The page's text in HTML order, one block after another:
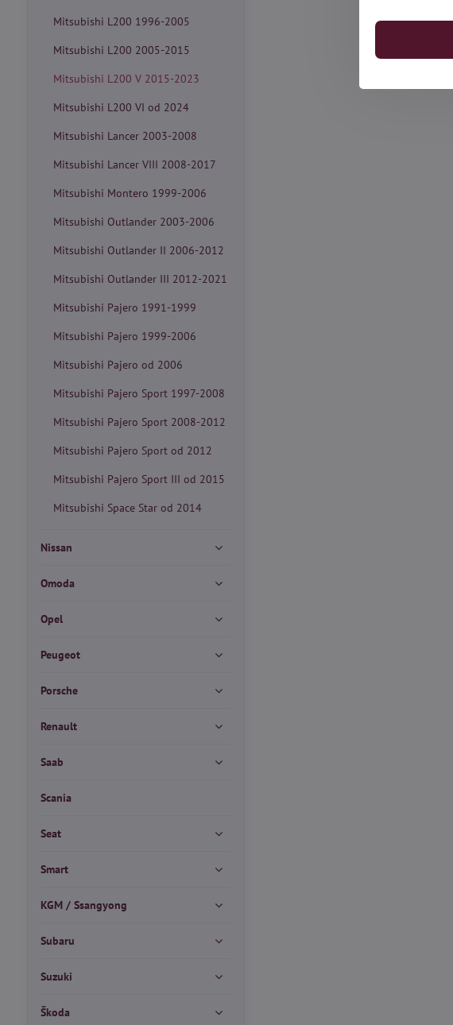
Mitsubishi L200 1996-2005
Mitsubishi L200 2005-2015
Mitsubishi L200 V 2015-2023
Mitsubishi L200 VI od 2024
Mitsubishi Lancer 2003-2008
Mitsubishi Lancer VIII 2008-2017
Mitsubishi Montero 1999-2006
Mitsubishi Outlander 2003-2006
Mitsubishi Outlander II 2006-2012
Mitsubishi Outlander III 2012-2021
Mitsubishi Pajero 1991-1999
Mitsubishi Pajero 1999-2006
Mitsubishi Pajero od 2006
Mitsubishi Pajero Sport 1997-2008
Mitsubishi Pajero Sport 2008-2012
Mitsubishi Pajero Sport od 2012
Mitsubishi Pajero Sport III od 2015
Mitsubishi Space Star od 2014
Nissan
Omoda
Opel
Peugeot
Porsche
Renault
Saab
Scania
Seat
Smart
KGM / Ssangyong
Subaru
Suzuki
Škoda